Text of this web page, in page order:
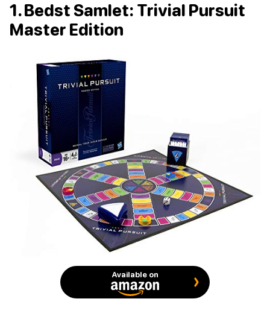
1. Bedst Samlet: Trivial Pursuit
Master Edition
Available on